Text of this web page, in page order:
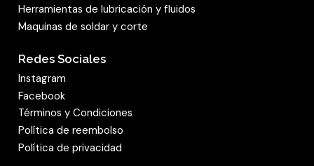
Herramientas de lubricación y fluidos
Maquinas de soldar y corte
Redes Sociales
Instagram
Facebook
Términos y Condiciones
Política de reembolso
Política de privacidad